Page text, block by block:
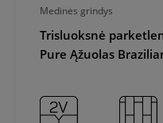
Medinės grindys
Trisluoksnė
Pure Ąžuolas